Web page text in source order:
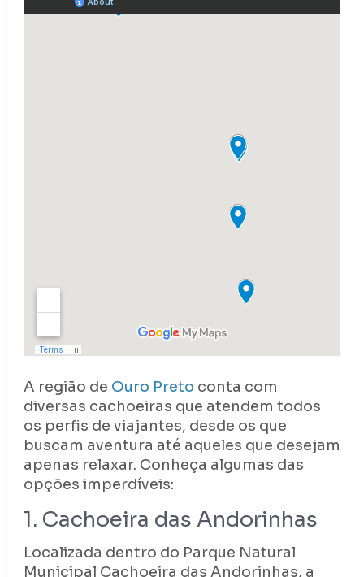
A região de Ouro Preto conta com
diversas cachoeiras que atendem todos
os perfis de viajantes, desde os que
buscam aventura até aqueles que desejam
apenas relaxar. Conheça algumas das
opções imperdíveis:
1. Cachoeira das Andorinhas
Localizada dentro do Parque Natural
Municipal Cachoeira das Andorinhas, a